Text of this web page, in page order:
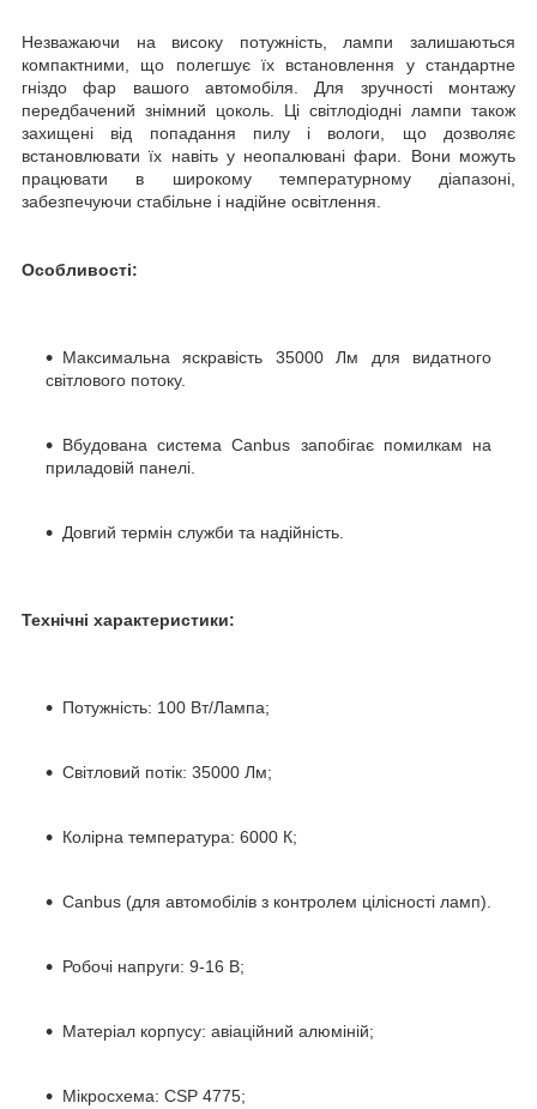
Незважаючи на високу потужність, лампи залишаються
компактними, що полегшує їх встановлення у стандартне
гніздо фар вашого автомобіля. Для зручності монтажу
передбачений знімний цоколь. Ці світлодіодні лампи також
захищені від попадання пилу і вологи, що дозволяє
встановлювати їх навіть у неопалювані фари. Вони можуть
працювати в широкому температурному діапазоні,
забезпечуючи стабільне і надійне освітлення.
Особливості:
Максимальна яскравість 35000 Лм для видатного
світлового потоку.
Вбудована система Canbus запобігає помилкам на
приладовій панелі.
Довгий термін служби та надійність.
Технічні характеристики:
Потужність: 100 Вт/Лампа;
Світловий потік: 35000 Лм;
Колірна температура: 6000 К;
Canbus (для автомобілів з контролем цілісності ламп).
Робочі напруги: 9-16 В;
Матеріал корпусу: авіаційний алюміній;
Мікросхема: CSP 4775;